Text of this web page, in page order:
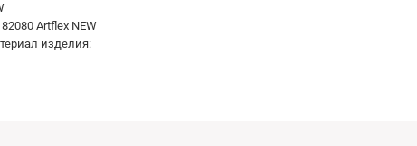
Artflex NEW
изделия: